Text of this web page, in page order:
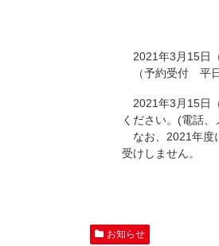
2021年3月15日
（予約受付 平日
2021年3月15日
ください。(電話、
なお、2021年度
受けしません。
お知らせ